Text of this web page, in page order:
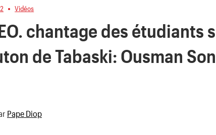
Vidéos
chantage des étudiants
de Tabaski: Ousman
Pape Diop